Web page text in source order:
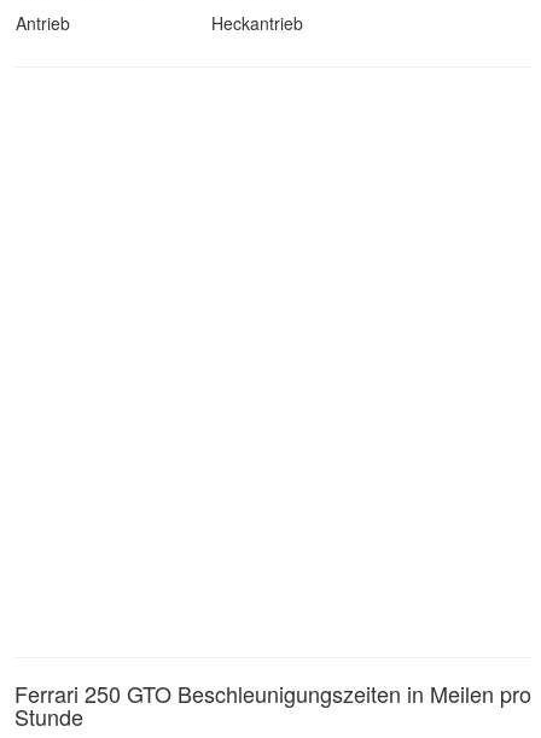
Antrieb
Heckantrieb
Ferrari 250 GTO Beschleunigungszeiten in Meilen pro
Stunde